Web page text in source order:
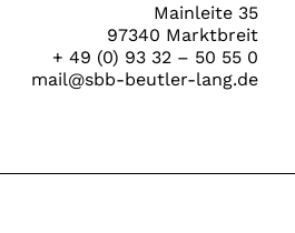
Mainleite 35
97340 Marktbreit
+ 49 (0) 93 32 – 50 55 0
mail@sbb-beutler-lang.de